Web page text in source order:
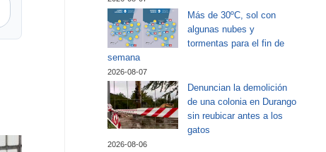
Más de 30ºC, sol con
algunas nubes y
tormentas para el fin de
semana
2026-08-07
Denuncian la demolición
de una colonia en Durango
sin reubicar antes a los
gatos
2026-08-06